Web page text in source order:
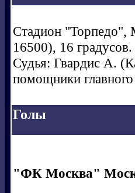
Стадион "Торпедо",
16500), 16 градусов.
Судья: Гвардис А.
помощники
Голы
"ФК Москва"